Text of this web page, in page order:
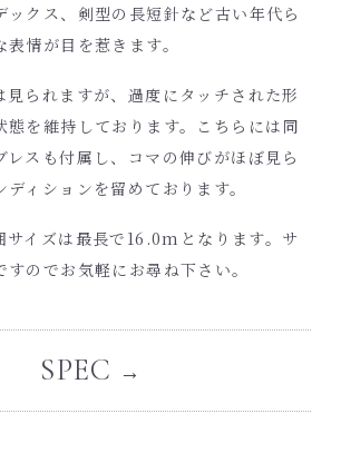
ックス、剣型の長短針など古い年代ら
情が目を惹きます。
見られますが、過度にタッチされた形
態を維持しております。こちらには同
レスも付属し、コマの伸びがほぼ見ら
ィションを留めております。
サイズは最長で16.0mとなります。サ
のでお気軽にお尋ね下さい。
SPEC